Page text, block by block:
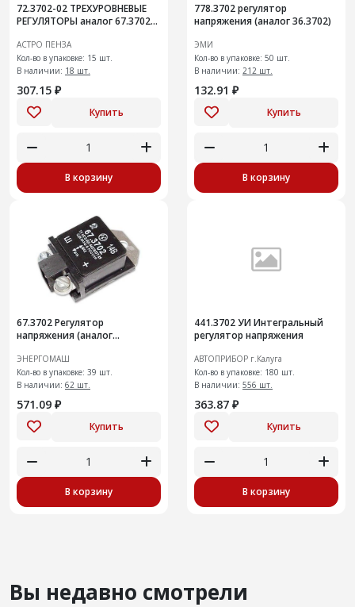
72.3702-02 ТРЕХУРОВНЕВЫЕ
РЕГУЛЯТОРЫ аналог 67.3702-
АСТРО ПЕНЗА
Кол-во в упаковке: 15 шт.
В наличии: 18 шт.
307.15 ₽
Купить
В корзину
778.3702 регулятор
напряжения (аналог 36.3702)
ЭМИ
Кол-во в упаковке: 50 шт.
В наличии: 212 шт.
132.91 ₽
Купить
В корзину
67.3702 Регулятор
напряжения (аналог
ЭНЕРГОМАШ
Кол-во в упаковке: 39 шт.
В наличии: 62 шт.
571.09 ₽
Купить
В корзину
441.3702 УИ Интегральный
регулятор напряжения
АВТОПРИБОР г.Калуга
Кол-во в упаковке: 180 шт.
В наличии: 556 шт.
363.87 ₽
Купить
В корзину
Вы недавно смотрели